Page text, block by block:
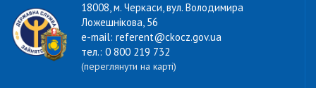
18008, м. Черкаси, вул. Володимира
Ложешнікова, 56
e-mail: referent@ckocz.gov.ua
тел.: 0 800 219 732
(переглянути на карті)